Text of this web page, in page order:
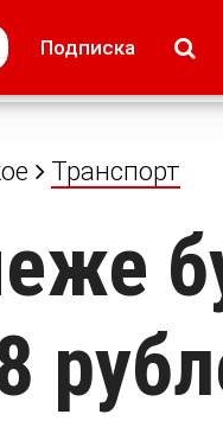
Подписка
+ карьера
Транспорт